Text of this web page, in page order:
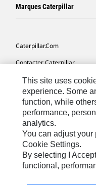
Marques Caterpillar
Caterpillar.com
Contacter Caterpillar
Mes Préférences Marketing
Plan Du Site
Cookie Settings
Mentions Légales
Confidentialité
This site uses
experience. Some
function, while
performance,
analytics.
You can adjust
Cookie Settings.
By selecting I
functional,